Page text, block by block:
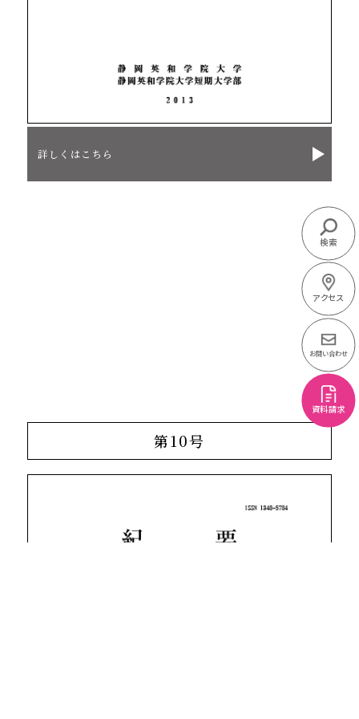
検索
アクセス
お問い合わせ
資料請求
詳しくはこちら
第10号